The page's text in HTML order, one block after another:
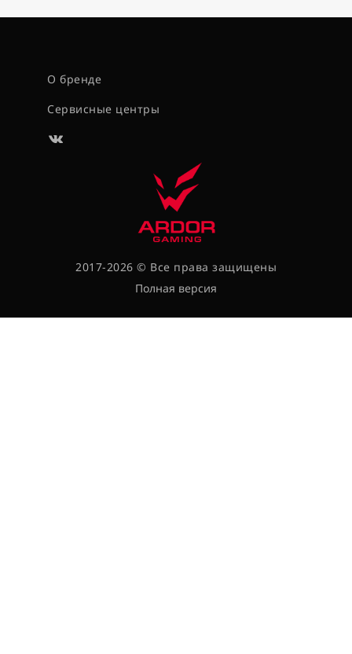
О бренде
Сервисные центры
2017-2026 © Все права защищены
Полная версия